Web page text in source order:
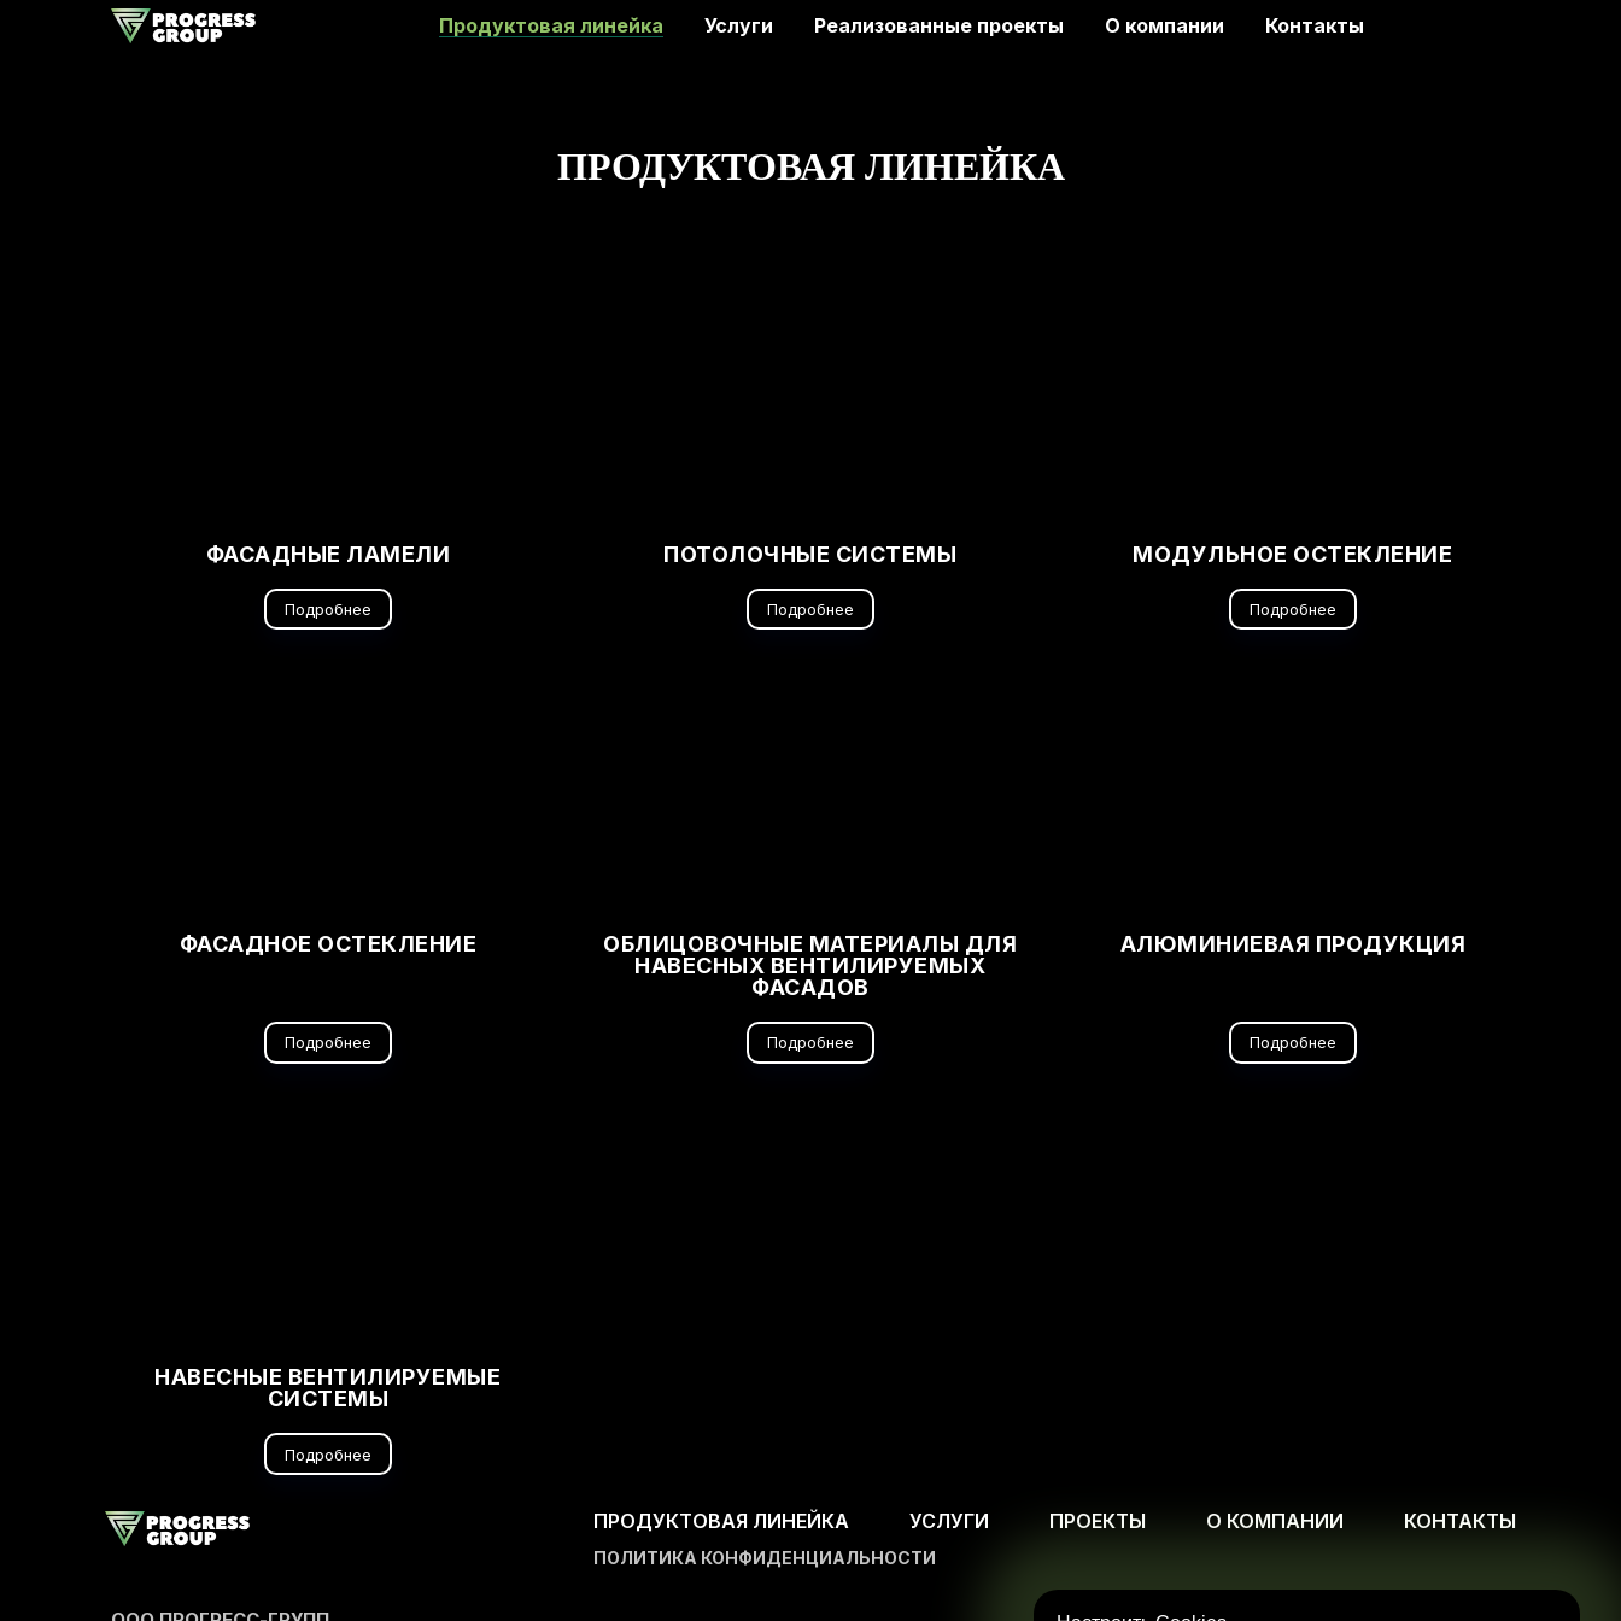
Продуктовая линейка Услуги Реализованные проекты О компании Контакты
ПРОДУКТОВАЯ ЛИНЕЙКА
ФАСАДНЫЕ ЛАМЕЛИ
Подробнее
ПОТОЛОЧНЫЕ СИСТЕМЫ
Подробнее
МОДУЛЬНОЕ ОСТЕКЛЕНИЕ
Подробнее
ФАСАДНОЕ ОСТЕКЛЕНИЕ
Подробнее
ОБЛИЦОВОЧНЫЕ МАТЕРИАЛЫ ДЛЯ
НАВЕСНЫХ ВЕНТИЛИРУЕМЫХ
ФАСАДОВ
Подробнее
АЛЮМИНИЕВАЯ ПРОДУКЦИЯ
Подробнее
НАВЕСНЫЕ ВЕНТИЛИРУЕМЫЕ
СИСТЕМЫ
Подробнее
ПРОДУКТОВАЯ ЛИНЕЙКА УСЛУГИ ПРОЕКТЫ О КОМПАНИИ КОНТАКТЫ
ПОЛИТИКА КОНФИДЕНЦИАЛЬНОСТИ